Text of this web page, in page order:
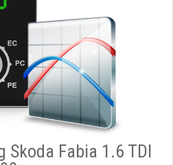
Skoda Fabia 1.6 TDI